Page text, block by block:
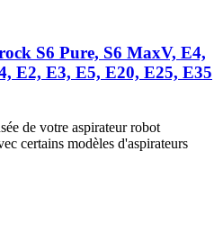
S6 Pure, S6 MaxV, E4,
E2, E3, E5, E20, E25, E35
de votre aspirateur robot
certains modèles d'aspirateurs